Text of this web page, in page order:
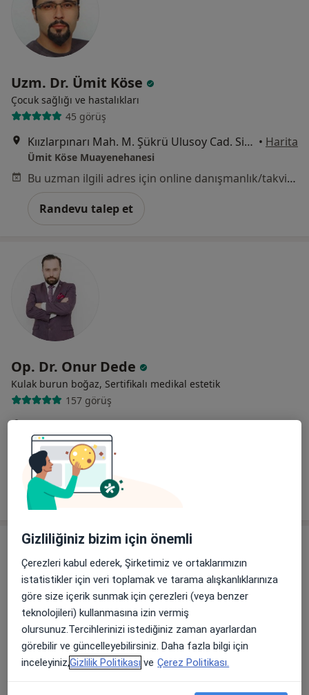
Uzm. Dr. Ümit Köse
Çocuk sağlığı ve hastalıkları
45 görüş
Kıızlarpınarı Mah. M. Şükrü Ulusoy Cad. Sidar Apartmanı15/A, Antalya • Harita
Ümit Köse Muayenehanesi
Bu uzman ilgili adres için online danışmanlık/takvim sunmuyor.
Randevu talep et
Op. Dr. Onur Dede
Kulak burun boğaz, Sertifikalı medikal estetik
157 görüş
Op. Dr. Onur Dede Özel Muayenehane
Randevu talep et
Doç. Dr. Ergün Sevil
Kulak burun boğaz
Gizliliğiniz bizim için önemli
Çerezleri kabul ederek, Şirketimiz ve ortaklarımızın
istatistikler için veri toplamak ve tarama alışkanlıklarınıza
göre size içerik sunmak için çerezleri (veya benzer
teknolojileri) kullanmasına izin vermiş
olursunuz.Tercihlerinizi istediğiniz zaman ayarlardan
görebilir ve güncelleyebilirsiniz. Daha fazla bilgi için
inceleyiniz,Gizlilik Politikası ve Çerez Politikası.